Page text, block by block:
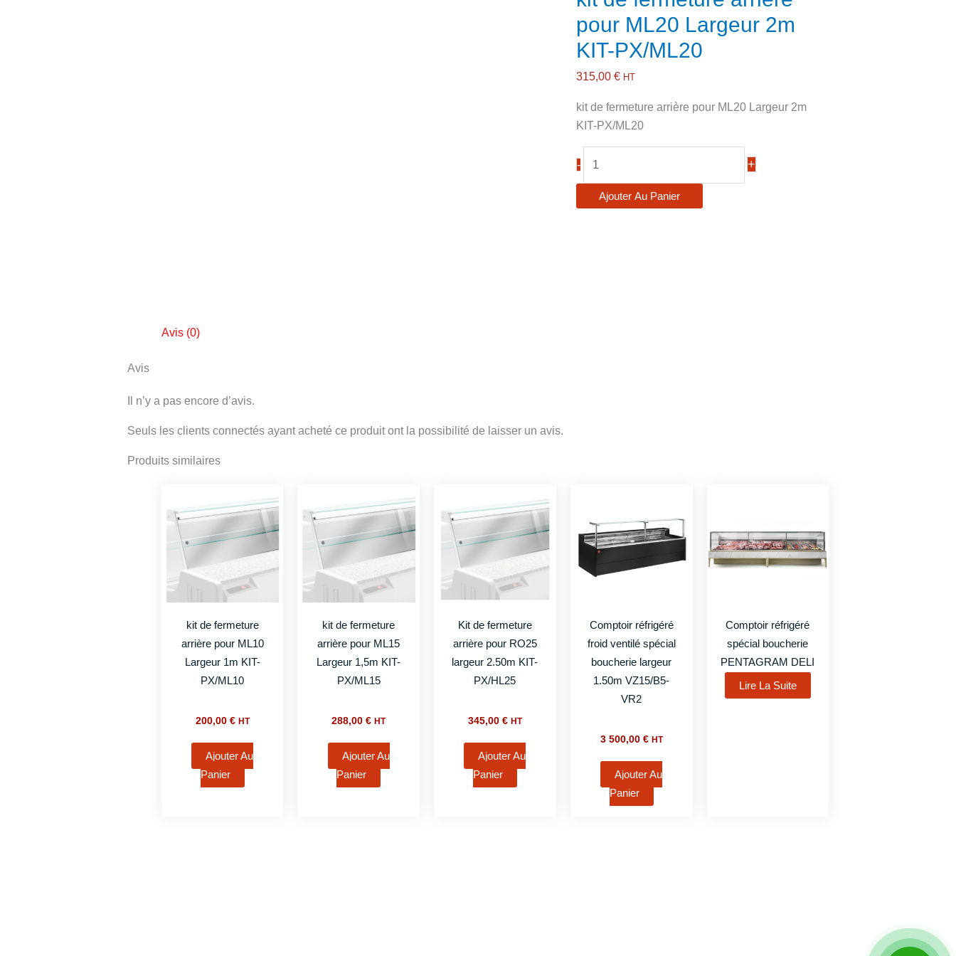
pour ML20 Largeur 2m
KIT-PX/ML20
315,00€ HT
kit de fermeture arrière pour ML20 Largeur 2m
KIT-PX/ML20
-
de
+
Ajouter Au Panier
Avis (0)
Avis
Il n’y a pas encore d’avis.
Seuls les clients connectés ayant acheté ce produit ont la possibilité de laisser un avis.
Produits similaires
kit de fermeture
arrière pour ML10
Largeur 1m KIT-
PX/ML10
200,00 € HT
Ajouter Au
Panier
kit de fermeture
arrière pour ML15
Largeur 1,5m KIT-
PX/ML15
288,00€ HT
Ajouter Au
Panier
Kit de fermeture
arrière pour RO25
largeur 2.50m KIT-
PX/HL25
345,00 € HT
Ajouter Au
Panier
Comptoir réfrigéré
froid ventilé spécial
boucherie largeur
1.50m VZ15/B5-
VR2
3 500,00 € HT
Ajouter Au
Panier
Comptoir réfrigéré
spécial boucherie
PENTAGRAM DELI
Lire La Suite